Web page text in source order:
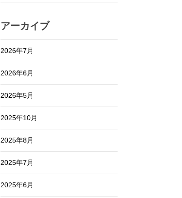
アーカイブ
2026年7月
2026年6月
2026年5月
2025年10月
2025年8月
2025年7月
2025年6月